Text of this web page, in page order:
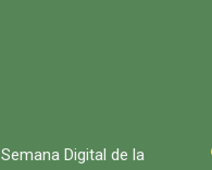
Semana Digital de la